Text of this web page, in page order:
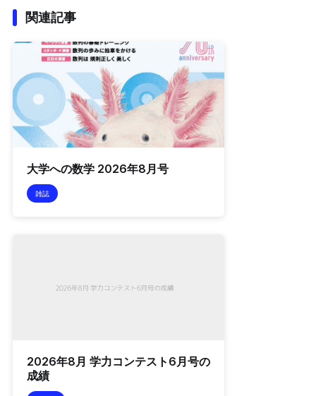
関連記事
大学への数学 2026年8月号
雑誌
2026年8月 学力コンテスト6月号の
成績